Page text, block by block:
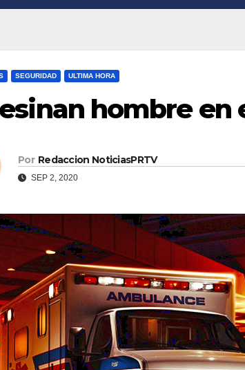
SEGURIDAD ULTIMA HORA
hombre en
Por Redaccion NoticiasPRTV
SEP 2, 2020